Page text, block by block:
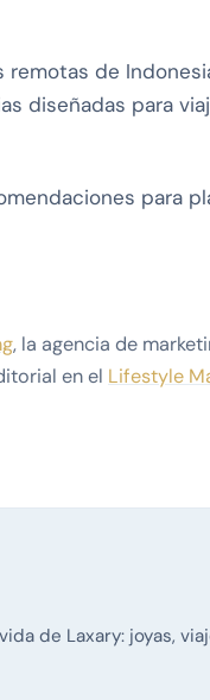
remotas de
diseñadas para
para
, la agencia de
en el Lifestyle
de Laxary: joyas,